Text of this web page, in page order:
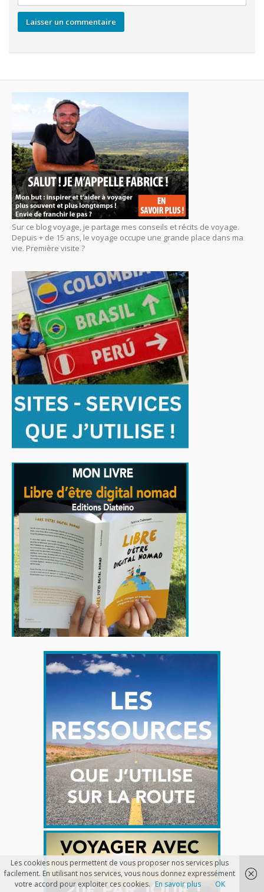
Sur ce blog voyage, je partage mes conseils et récits de voyage.
Depuis + de 15 ans, le voyage occupe une grande place dans ma
vie. Première visite ?
Les cookies nous permettent de vous proposer nos services plus
facilement. En utilisant nos services, vous nous donnez expressément
votre accord pour exploiter ces cookies. En savoir plus OK